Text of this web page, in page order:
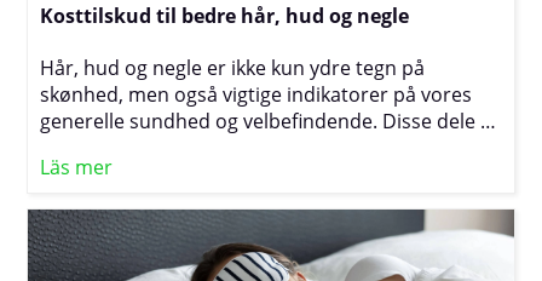
Kosttilskud til bedre hår, hud og negle
Hår, hud og negle er ikke kun ydre tegn på
skønhed, men også vigtige indikatorer på vores
generelle sundhed og velbefindende. Disse dele af
og deres tilstand kan påvirkes af faktorer som
den rette ernæring, tilstrækkelig søvn og effektiv
stresshåndtering er afgørende for at opretholde
Läs mer